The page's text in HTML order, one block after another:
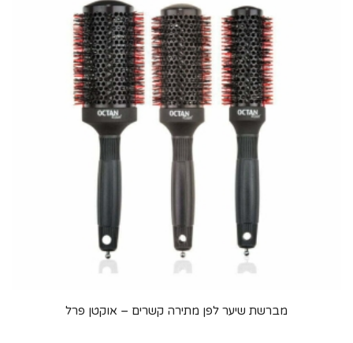
מברשת שיער לפן מתירה קשרים – אוקטן פרל